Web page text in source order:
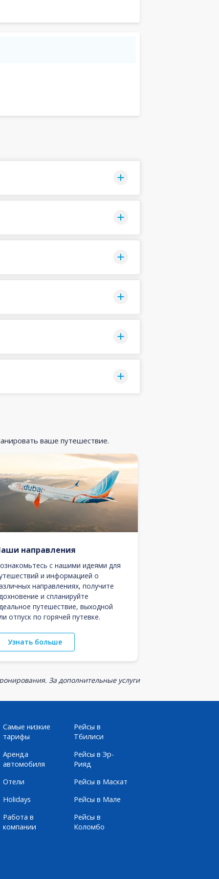
ваше путешествие.
направления
с нашими идеями для
и информацией о
направлениях, получите
и спланируйте
путешествие, выходной
отпуск по горячей путевке.
Узнать больше
За дополнительные услуги
Самые низкие
тарифы
Аренда
автомобиля
Отели
Holidays
Работа в
компании
Рейсы в
Тбилиси
Рейсы в Эр-
Рияд
Рейсы в Маскат
Рейсы в Мале
Рейсы в
Коломбо